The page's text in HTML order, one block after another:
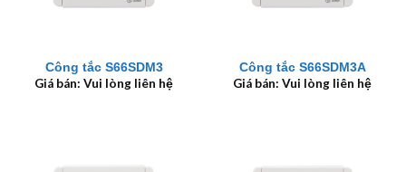
Công tắc S66SDM3
Giá bán: Vui lòng liên hệ
Công tắc S66SDM3A
Giá bán: Vui lòng liên hệ